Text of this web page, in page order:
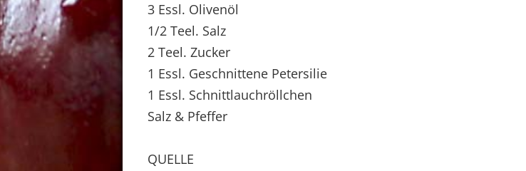
3 Essl. Olivenöl
1/2 Teel. Salz
2 Teel. Zucker
1 Essl. Geschnittene Petersilie
1 Essl. Schnittlauchröllchen
Salz & Pfeffer
QUELLE